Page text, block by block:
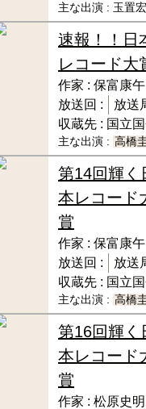
主な出演 : 玉置
速報！！日
レコード大
作家 : 保富康
放送回 :
放送
収蔵先 : 国立
主な出演 : 高橋
第14回輝く
本レコード
賞
作家 : 保富康
放送回 :
放送
収蔵先 : 国立
主な出演 : 高橋
第16回輝く
本レコード
賞
作家 : 松原史